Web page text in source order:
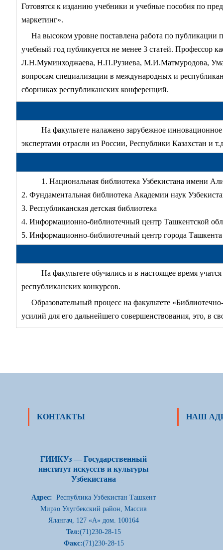
Готовятся к изданию учебники и учебные пособия по
маркетинг».
На высоком уровне поставлена работа по публикации
учебный год публикуется не менее 3 статей.
Л.Н.Муминходжаева, Н.П.Рузиева, М.И.Матмуродова,
вопросам специализации в международных и
сборниках республиканских конференций.
На факультете налажено зарубежное
экспертами отрасли из России, Республики Казахстан и
1. Национальная библиотека Узбекистана имени
2. Фундаментальная библиотека Академии наук
3. Республиканская детская библиотека
4. Информационно-библиотечный центр Ташкентской
5. Информационно-библиотечный центр города
На факультете обучались и в настоящее время
республиканских конкурсов.
Образовательный процесс на факультете
усилий для его дальнейшего совершенствования, это, в
КОНТАКТЫ
ГИИКУз — Государственный
институт искусств и культуры
Узбекистана
Адрес: Республика Узбекистан Ташкент
Мирзо Улугбекский район, Массив
Ялангач, 127 «А» дом. 100164
Тел:(71)230-28-15
Факс:(71)230-28-15
НАШ